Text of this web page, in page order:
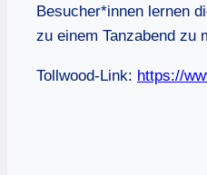
Besucher*innen lernen
zu einem Tanzabend zu
Tollwood-Link: https://